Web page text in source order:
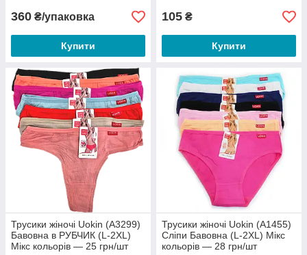
360 ₴/упаковка
Купити
105 ₴
Купити
Трусики жіночі Uokin (A3299)
Бавовна в РУБЧИК (L-2XL)
Мікс кольорів — 25 грн/шт
Трусики жіночі Uokin (A1455)
Сліпи Бавовна (L-2XL) Мікс
кольорів — 28 грн/шт